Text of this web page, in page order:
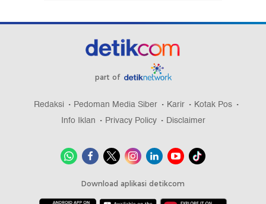
part of
Redaksi Pedoman Media Siber Karir
Kotak Pos
Info Iklan
Privacy Policy Disclaimer
Download aplikasi detikcom